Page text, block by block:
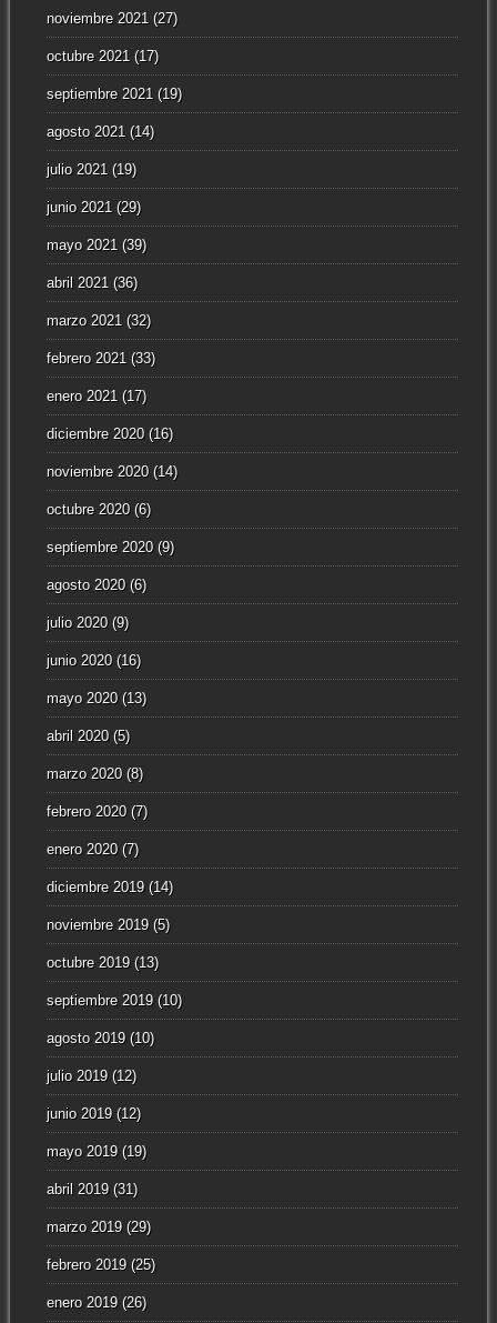
noviembre 2021(27)
octubre 2021(17)
septiembre 2021(19)
agosto 2021(14)
julio 2021(19)
junio 2021(29)
mayo 2021(39)
abril 2021(36)
marzo 2021(32)
febrero 2021(33)
enero 2021(17)
diciembre 2020(16)
noviembre 2020(14)
octubre 2020(6)
septiembre 2020(9)
agosto 2020(6)
julio 2020(9)
junio 2020(16)
mayo 2020(13)
abril 2020(5)
marzo 2020(8)
febrero 2020(7)
enero 2020(7)
diciembre 2019(14)
noviembre 2019(5)
octubre 2019(13)
septiembre 2019(10)
agosto 2019(10)
julio 2019(12)
junio 2019(12)
mayo 2019(19)
abril 2019(31)
marzo 2019(29)
febrero 2019(25)
enero 2019(26)